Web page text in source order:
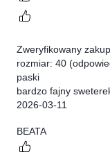
Zweryfikowany zakup
rozmiar: 40
paski
bardzo fajny
2026-03-11
5
BEATA